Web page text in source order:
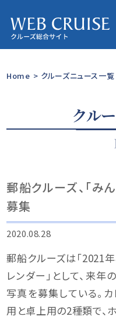
Home > クルーズニュース一覧
クル
郵船クルーズ、「み
募集
2020.08.28
郵船クルーズは「2021
レンダー」として、来
写真を募集している。
用と卓上用の2種類で、